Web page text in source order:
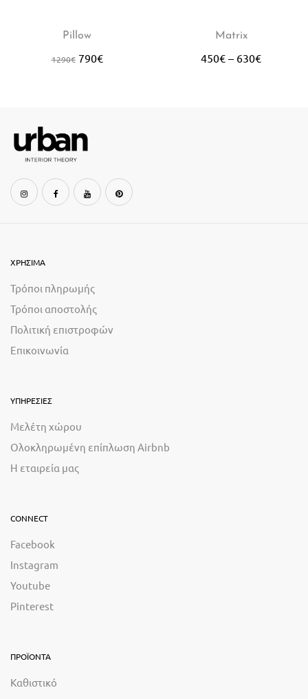
Pillow
1290€ 790€
Matrix
450€ – 630€
ΧΡΗΣΙΜΑ
Τρόποι πληρωμής
Τρόποι αποστολής
Πολιτική επιστροφών
Επικοινωνία
ΥΠΗΡΕΣΙΕΣ
Μελέτη χώρου
Ολοκληρωμένη επίπλωση Airbnb
Η εταιρεία μας
CONNECT
Facebook
Instagram
Youtube
Pinterest
ΠΡΟΪΟΝΤΑ
Καθιστικό